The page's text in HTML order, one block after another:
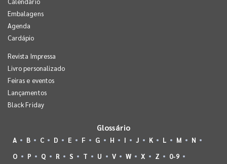
Embalagens
Agenda
Cardápio
Revista Impressa
Livro personalizado
Feiras e eventos
Lançamentos
Black Friday
Glossário
A B C D E F G H I J K L M
N
O
P Q R S T U V W X Z 0-9